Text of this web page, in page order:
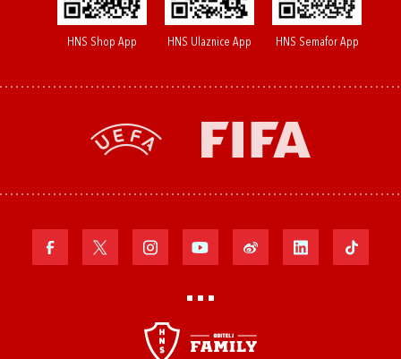
HNS Shop App HNS Ulaznice App HNS Semafor App